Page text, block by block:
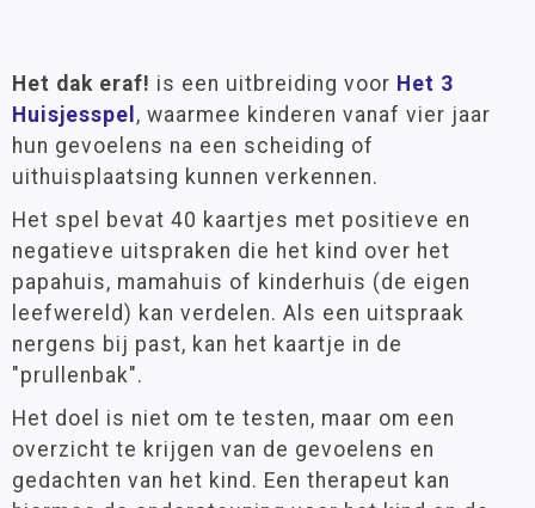
Het dak eraf! is een uitbreiding voor Het 3
Huisjesspel , waarmee kinderen vanaf vier jaar
hun gevoelens na een scheiding of
uithuisplaatsing kunnen verkennen.
Het spel bevat 40 kaartjes met positieve en
negatieve uitspraken die het kind over het
papahuis, mamahuis of kinderhuis (de eigen
leefwereld) kan verdelen. Als een uitspraak
nergens bij past, kan het kaartje in de
"prullenbak".
Het doel is niet om te testen, maar om een
overzicht te krijgen van de gevoelens en
gedachten van het kind. Een therapeut kan